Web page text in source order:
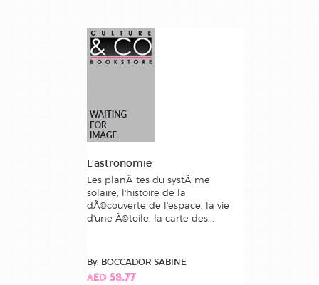
L'astronomie
Les planÃ¨tes du systÃ¨me
solaire, l'histoire de la
dÃ©couverte de l'espace, la vie
d'une Ã©toile, la carte des...
By: BOCCADOR SABINE
AED 58.77